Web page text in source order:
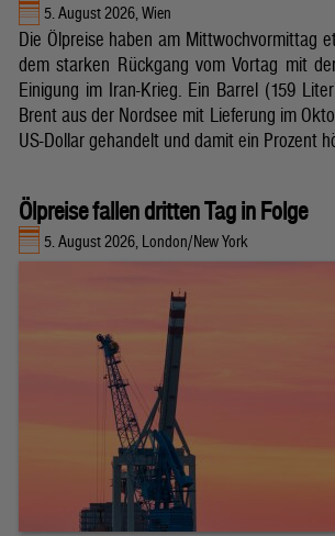
5. August 2026, Wien
Die Ölpreise haben am Mittwochvormittag
dem starken Rückgang vom Vortag mit
Einigung im Iran-Krieg. Ein Barrel (159
Brent aus der Nordsee mit Lieferung im
US-Dollar gehandelt und damit ein Prozent
Ölpreise fallen dritten Tag in Folge
5. August 2026, London/New York